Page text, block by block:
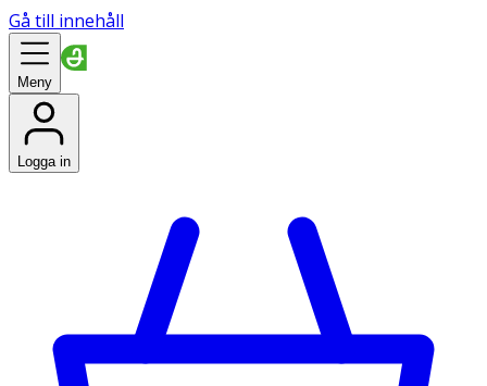
Gå till innehåll
Meny
Logga in